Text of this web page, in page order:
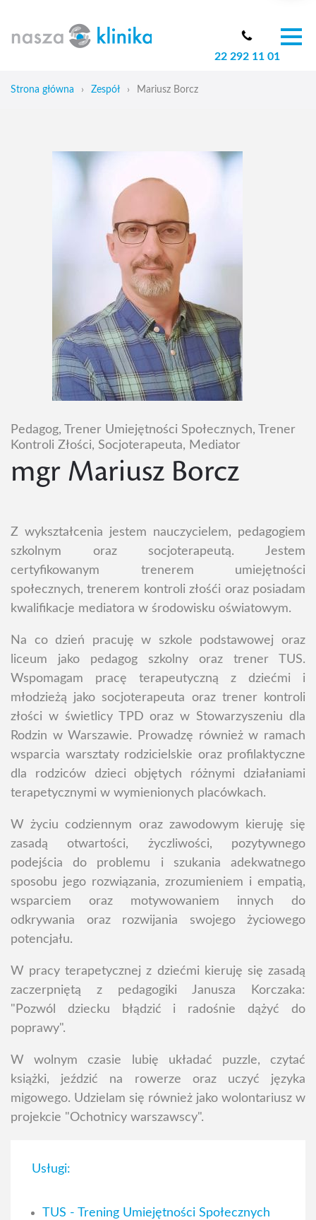
Zespół
Kontakt
22 292 11 01
Strona główna › Zespół › Mariusz Borcz
Pedagog, Trener Umiejętności Społecznych, Trener
Kontroli Złości, Socjoterapeuta, Mediator
mgr Mariusz Borcz
Z wykształcenia jestem nauczycielem, pedagogiem
szkolnym oraz socjoterapeutą. Jestem
certyfikowanym trenerem umiejętności
społecznych, trenerem kontroli złośći oraz posiadam
kwalifikacje mediatora w środowisku oświatowym.
Na co dzień pracuję w szkole podstawowej oraz
liceum jako pedagog szkolny oraz trener TUS.
Wspomagam pracę terapeutyczną z dziećmi i
młodzieżą jako socjoterapeuta oraz trener kontroli
złości w świetlicy TPD oraz w Stowarzyszeniu dla
Rodzin w Warszawie. Prowadzę również w ramach
wsparcia warsztaty rodzicielskie oraz profilaktyczne
dla rodziców dzieci objętych różnymi działaniami
terapetycznymi w wymienionych placówkach.
W życiu codziennym oraz zawodowym kieruję się
zasadą otwartości, życzliwości, pozytywnego
podejścia do problemu i szukania adekwatnego
sposobu jego rozwiązania, zrozumieniem i empatią,
wsparciem oraz motywowaniem innych do
odkrywania oraz rozwijania swojego życiowego
potencjału.
W pracy terapetycznej z dziećmi kieruję się zasadą
zaczerpniętą z pedagogiki Janusza Korczaka:
"Pozwól dziecku błądzić i radośnie dążyć do
poprawy".
W wolnym czasie lubię układać puzzle, czytać
książki, jeździć na rowerze oraz uczyć języka
migowego. Udzielam się również jako wolontariusz w
projekcie "Ochotnicy warszawscy".
Usługi:
TUS - Trening Umiejętności Społecznych